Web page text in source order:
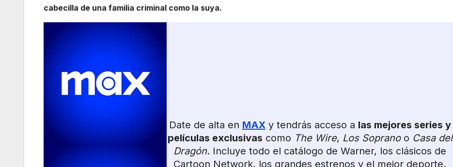
cabecilla de una familia criminal como la suya.
Date de alta en MAXy tendrás acceso a las mejores series y
películas exclusivas como The Wire, Los Sopranoo Casa del
Dragón. Incluye todo el catálogo de Warner, los clásicos de
Cartoon Network, los grandes estrenos y el mejor deporte.